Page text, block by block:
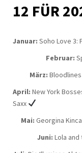
12 FÜR
Januar: Soho Love 3:
Februar:
März:
April: New York
Saxx
Mai: Georgina
Juni:Lola